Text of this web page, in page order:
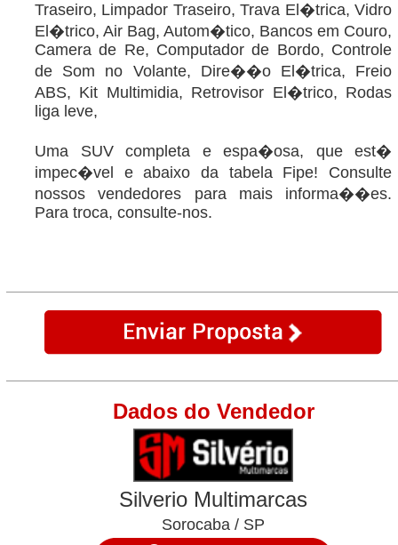
Traseiro, Limpador Traseiro, Trava El�trica, Vidro
El�trico, Air Bag, Autom�tico, Bancos em Couro,
Camera de Re, Computador de Bordo, Controle
de Som no Volante, Dire��o El�trica, Freio
ABS, Kit Multimidia, Retrovisor El�trico, Rodas
liga leve,
Uma SUV completa e espa�osa, que est�
impec�vel e abaixo da tabela Fipe! Consulte
nossos vendedores para mais informa��es.
Para troca, consulte-nos.
Dados do Vendedor
Silverio Multimarcas
Sorocaba / SP